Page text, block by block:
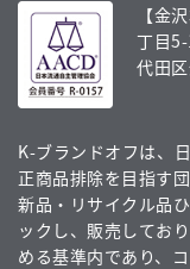
K-ブランドオフは、
正商品排除を目指す
新品・リサイクル品
ックし、販売してお
める基準内であり、
【金
丁目
代田